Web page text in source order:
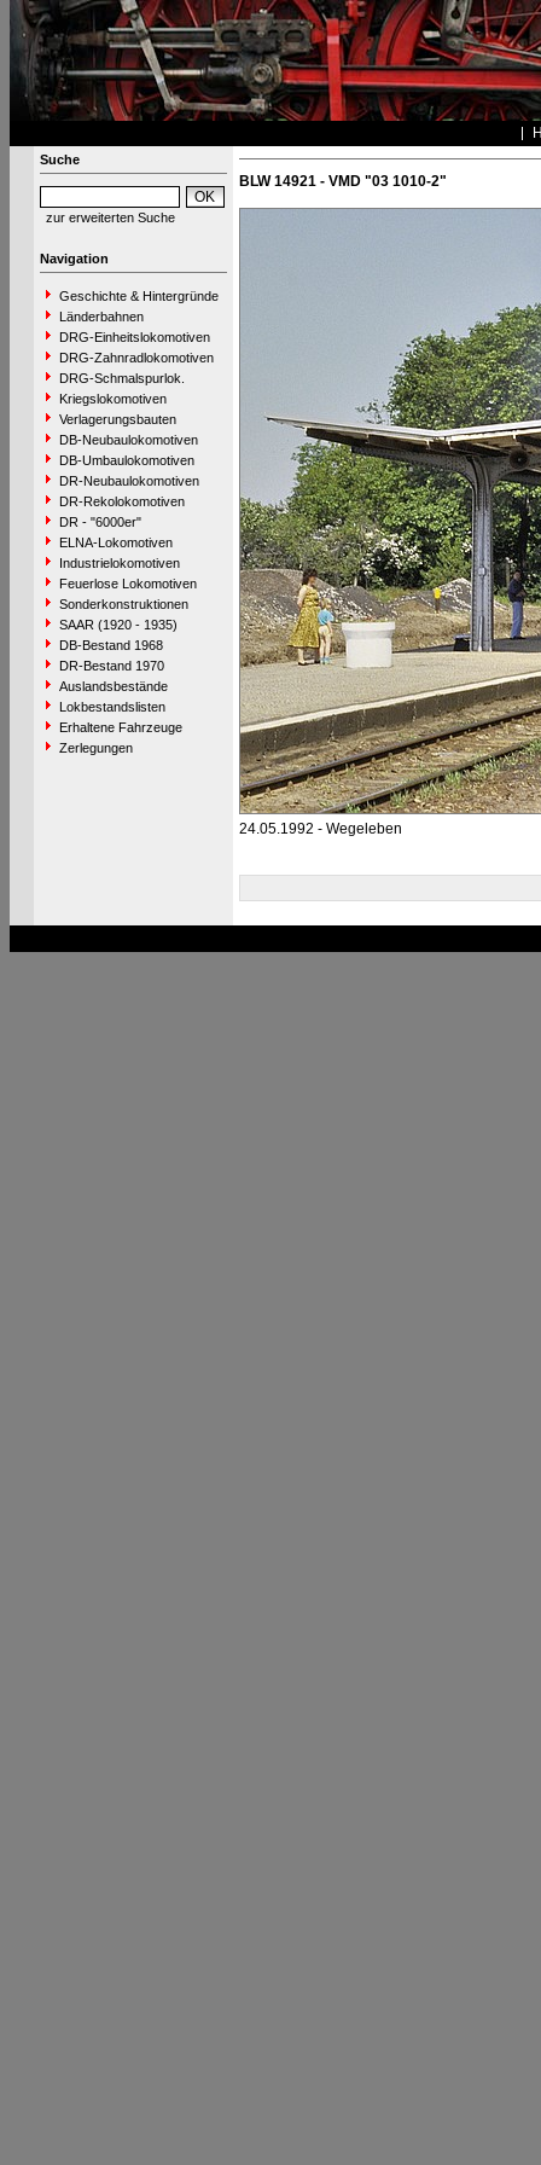
Suche
zur erweiterten Suche
Navigation
Geschichte & Hintergründe
Länderbahnen
DRG-Einheitslokomotiven
DRG-Zahnradlokomotiven
DRG-Schmalspurlok.
Kriegslokomotiven
Verlagerungsbauten
DB-Neubaulokomotiven
DB-Umbaulokomotiven
DR-Neubaulokomotiven
DR-Rekolokomotiven
DR - "6000er"
ELNA-Lokomotiven
Industrielokomotiven
Feuerlose Lokomotiven
Sonderkonstruktionen
SAAR (1920 - 1935)
DB-Bestand 1968
DR-Bestand 1970
Auslandsbestände
Lokbestandslisten
Erhaltene Fahrzeuge
Zerlegungen
BLW 14921 - VMD "03 1010-2"
24.05.1992 - Wegeleben